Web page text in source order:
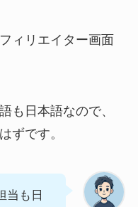
ィリエイター画面
も日本語なので、
ずです。
当も日